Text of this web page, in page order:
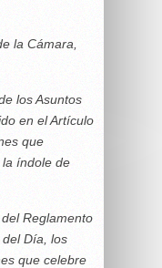
la Cámara,
los Asuntos
en el Artículo
que
índole de
Reglamento
Día, los
que celebre